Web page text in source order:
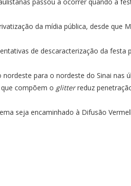
da mídia pública, desde que
de descaracterização da
para o nordeste do Sinai nas
compõem o glitterreduz
seja encaminhado à Difusão